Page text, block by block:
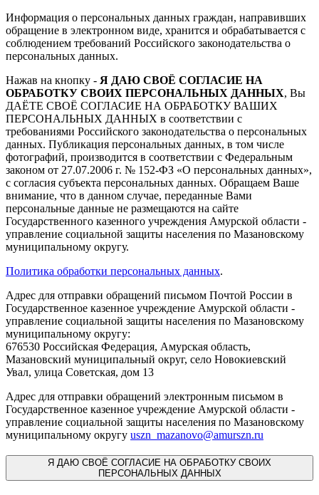
Информация о персональных данных граждан, направивших
обращение в электронном виде, хранится и обрабатывается с
соблюдением требований Российского законодательства о
персональных данных.
Нажав на кнопку - Я ДАЮ СВОЁ СОГЛАСИЕ НА
ОБРАБОТКУ СВОИХ ПЕРСОНАЛЬНЫХ ДАННЫХ, Вы
ДАЁТЕ СВОЁ СОГЛАСИЕ НА ОБРАБОТКУ ВАШИХ
ПЕРСОНАЛЬНЫХ ДАННЫХ в соответствии с
требованиями Российского законодательства о персональных
данных. Публикация персональных данных, в том числе
фотографий, производится в соответствии с Федеральным
законом от 27.07.2006 г. № 152-ФЗ «О персональных данных»,
с согласия субъекта персональных данных. Обращаем Ваше
внимание, что в данном случае, переданные Вами
персональные данные не размещаются на сайте
Государственного казенного учреждения Амурской области -
управление социальной защиты населения по Мазановскому
муниципальному округу.
Политика обработки персональных данных.
Адрес для отправки обращений письмом Почтой России в
Государственное казенное учреждение Амурской области -
управление социальной защиты населения по Мазановскому
муниципальному округу:
676530 Российская Федерация, Амурская область,
Мазановский муниципальный округ, село Новокиевский
Увал, улица Советская, дом 13
Адрес для отправки обращений электронным письмом в
Государственное казенное учреждение Амурской области -
управление социальной защиты населения по Мазановскому
муниципальному округу uszn_mazanovo@amurszn.ru
Я ДАЮ СВОЁ СОГЛАСИЕ НА ОБРАБОТКУ СВОИХ
ПЕРСОНАЛЬНЫХ ДАННЫХ